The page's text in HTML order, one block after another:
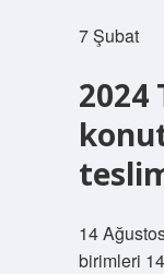
7 Şubat
2024
14
birimleri